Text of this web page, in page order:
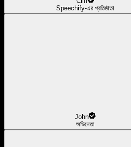
Speechify-এর প্রতিষ্ঠাতা
John
অভিনেতা